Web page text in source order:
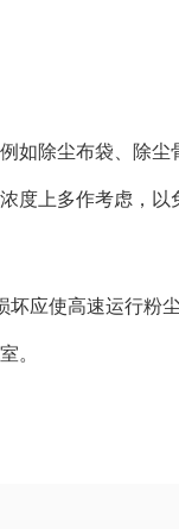
如除尘布袋、除尘
度上多作考虑，以
坏应使高速运行粉
。